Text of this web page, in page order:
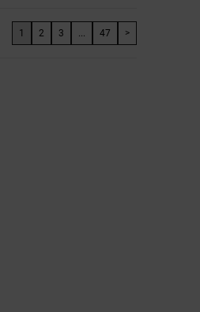
1 2 3 ... 47 >